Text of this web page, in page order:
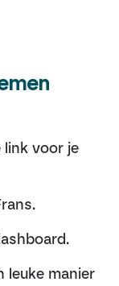
link voor je
leuke manier